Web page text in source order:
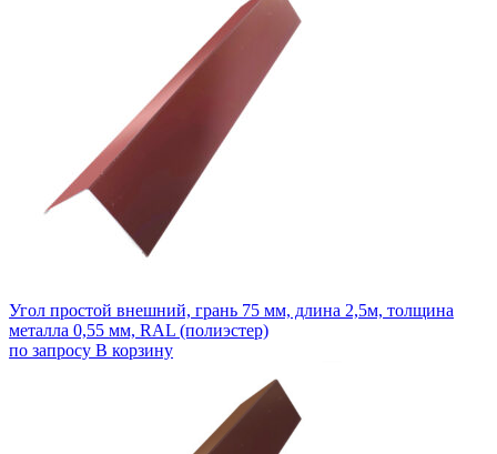
Угол простой внешний, грань 75 мм, длина 2,5м, толщина
металла 0,55 мм, RAL (полиэстер)
по запросу В корзину